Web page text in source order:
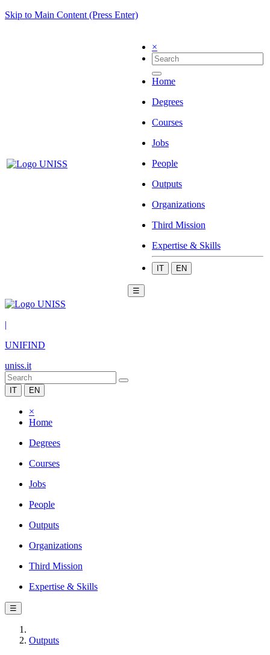
Skip to Main Content (Press Enter)
×
Home
Degrees
Courses
Jobs
People
Outputs
Organizations
Third Mission
Expertise & Skills
IT EN
☰
|
UNIFIND
uniss.it
IT EN
×
Home
Degrees
Courses
Jobs
People
Outputs
Organizations
Third Mission
Expertise & Skills
☰
Outputs